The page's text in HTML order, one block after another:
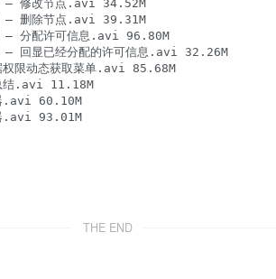
– 修改节点.avi 34.52M
– 删除节点.avi 39.31M
– 分配许可信息.avi 96.80M
– 回显已经分配的许可信息.avi 32.26M
权限动态获取菜单.avi 85.68M
结.avi 11.18M
.avi 60.10M
.avi 93.01M
THE END